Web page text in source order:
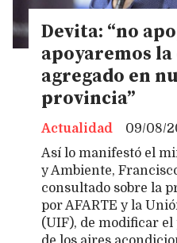
Devita: “no
apoyaremos
agregado en
provincia”
Actualidad
09/08/
Así lo manifestó el
y Ambiente,
consultado sobre la
por AFARTE y la
(UIF), de modificar